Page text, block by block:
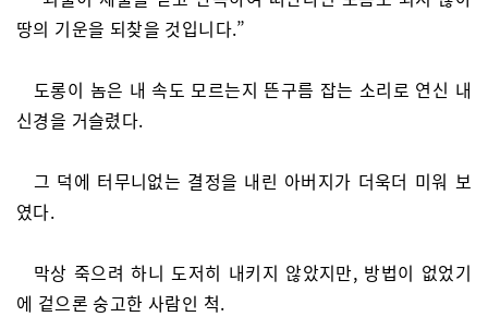
땅의 기운을 되찾을 것입니다.”
도롱이 놈은 내 속도 모르는지 뜬구름 잡는 소리로 연신 내
신경을 거슬렸다.
그 덕에 터무니없는 결정을 내린 아버지가 더욱더 미워 보
였다.
막상 죽으려 하니 도저히 내키지 않았지만, 방법이 없었기
에 겉으론 숭고한 사람인 척.